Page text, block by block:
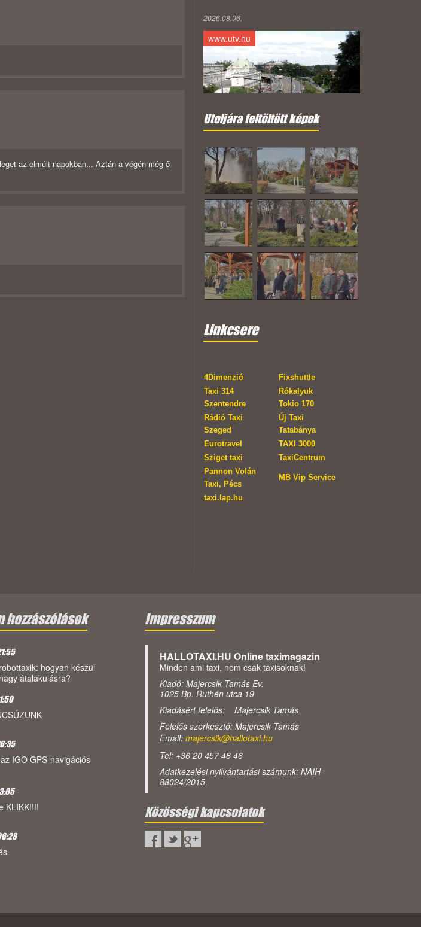
az elmúlt napokban... Aztán a végén még ő
2026.08.06.
www.utv.hu
Utoljára feltöltött képek
Linkcsere
4Dimenzió
Fixshuttle
Taxi 314
Szentendre
Rókalyuk
Tokio 170
Rádió Taxi
Szeged
Új Taxi
Tatabánya
Eurotravel
TAXI 3000
Sziget taxi
TaxiCentrum
Pannon Volán
Taxi, Pécs
MB Vip Service
taxi.lap.hu
hozzászólások
hogyan készül
átalakulásra?
IGO GPS-navigációs
KLIKK!!!!
Impresszum
HALLOTAXI.HU Online taximagazin
Minden ami taxi, nem csak taxisoknak!
Kiadó: Majercsik Tamás Ev.
1025 Bp. Ruthén utca 19
Kiadásért felelős: Majercsik Tamás
Felelős szerkesztő: Majercsik Tamás
Email: majercsik@hallotaxi.hu
Tel: +36 20 457 48 46
Adatkezelési nyilvántartási számunk: NAIH-
88024/2015.
Közösségi kapcsolatok